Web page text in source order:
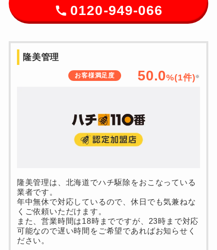
0120-949-066
隆美管理
お客様満足度 50.0%(1件) ※
隆美管理は、北海道でハチ駆除をおこなっている
業者です。
年中無休で対応しているので、休日でも気兼ねな
くご依頼いただけます。
また、営業時間は18時までですが、23時まで対応
可能なので遅い時間をご希望であればお知らせく
ださい。